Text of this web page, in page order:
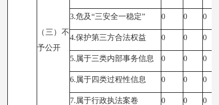
（三）不
予公开
3.危及“三安全一稳定” 0 0 0
4.保护第三方合法权益 0 0 0
5.属于三类内部事务信息 0 0 0
6.属于四类过程性信息 0 0 0
7.属于行政执法案卷 0 0 0